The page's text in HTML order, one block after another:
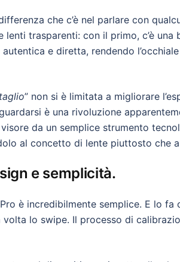
che c’è nel parlare con
lenti trasparenti: con il primo, c’è
e diretta, rendendo
” non si è limitata a migliorare
è una rivoluzione
da un semplice strumento
al concetto di lente piuttosto che
e semplicità.
è incredibilmente semplice. E lo
lo swipe. Il processo di